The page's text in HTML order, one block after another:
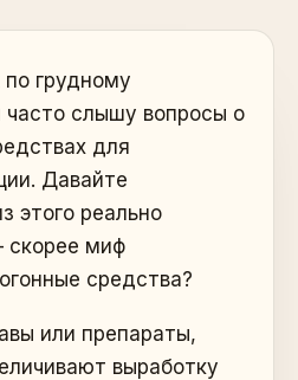
по грудному
часто слышу вопросы о
для
Давайте
этого реально
скорее миф
средства?
или препараты,
выработку